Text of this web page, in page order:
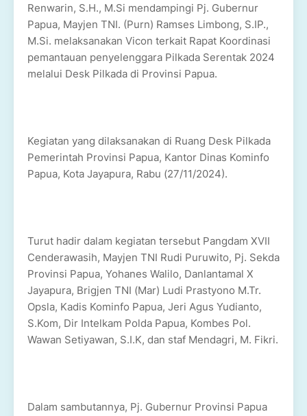
Renwarin, S.H., M.Si mendampingi Pj. Gubernur
Papua, Mayjen TNI. (Purn) Ramses Limbong, S.IP.,
M.Si. melaksanakan Vicon terkait Rapat Koordinasi
pemantauan penyelenggara Pilkada Serentak 2024
melalui Desk Pilkada di Provinsi Papua.
Kegiatan yang dilaksanakan di Ruang Desk Pilkada
Pemerintah Provinsi Papua, Kantor Dinas Kominfo
Papua, Kota Jayapura, Rabu (27/11/2024).
Turut hadir dalam kegiatan tersebut Pangdam XVII
Cenderawasih, Mayjen TNI Rudi Puruwito, Pj. Sekda
Provinsi Papua, Yohanes Walilo, Danlantamal X
Jayapura, Brigjen TNI (Mar) Ludi Prastyono M.Tr.
Opsla, Kadis Kominfo Papua, Jeri Agus Yudianto,
S.Kom, Dir Intelkam Polda Papua, Kombes Pol.
Wawan Setiyawan, S.I.K, dan staf Mendagri, M. Fikri.
Dalam sambutannya, Pj. Gubernur Provinsi Papua